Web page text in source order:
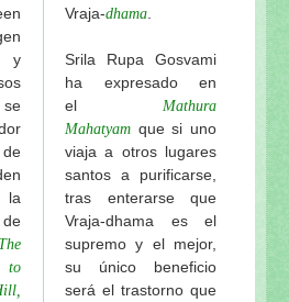
y
The
Vraja-dhama
Srila Rupa Gosvami
ha expresado en
el Mathura
Mahatyam que si uno
viaja a otros lugares
santos a purificarse,
tras enterarse que
Vraja-dhama es el
supremo y el mejor,
su único beneficio
será el trastorno que